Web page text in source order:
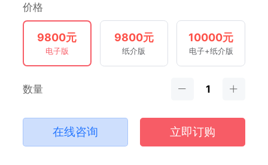
价格
9800元
电子版
9800元
纸介版
10000元
电子+纸介版
数量
在线咨询 立即订购